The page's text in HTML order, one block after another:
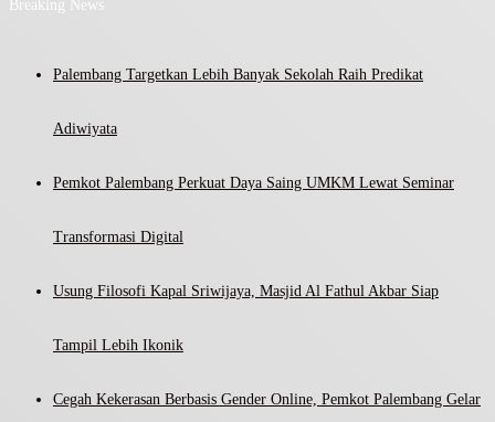
Breaking News
Palembang Targetkan Lebih Banyak Sekolah Raih Predikat
Adiwiyata
Pemkot Palembang Perkuat Daya Saing UMKM Lewat Seminar
Transformasi Digital
Usung Filosofi Kapal Sriwijaya, Masjid Al Fathul Akbar Siap
Tampil Lebih Ikonik
Cegah Kekerasan Berbasis Gender Online, Pemkot Palembang Gelar